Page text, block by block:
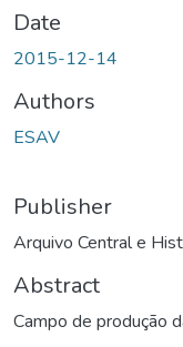
Date
2015-12-14
Authors
ESAV
Publisher
Arquivo Central e
Abstract
Campo de produção